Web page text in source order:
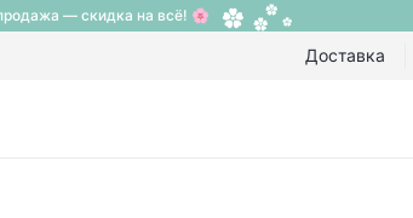
— скидка на всё! 🌸
Доставка